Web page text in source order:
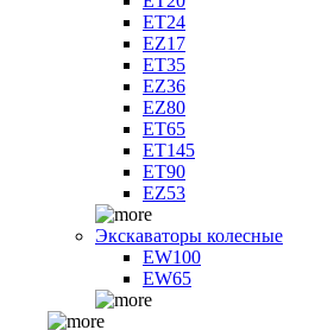
ET24
EZ17
ET35
EZ36
EZ80
ET65
ET145
ET90
EZ53
Экскаваторы колесные
EW100
EW65